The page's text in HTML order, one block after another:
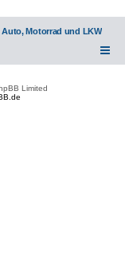
Motorrad und LKW
Limited